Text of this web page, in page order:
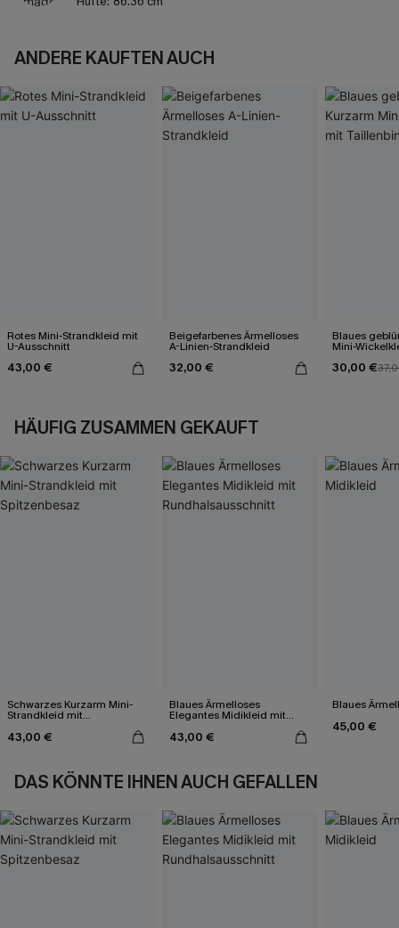
ANDERE KAUFTEN AUCH
Rotes Mini-Strandkleid mit
U-Ausschnitt
43,00 €
Beigefarbenes Ärmelloses
A-Linien-Strandkleid
32,00 €
Blaues
Mini-
30,00 €
HÄUFIG ZUSAMMEN GEKAUFT
Schwarzes Kurzarm Mini-
Strandkleid mit
43,00 €
Blaues Ärmelloses
Elegantes Midikleid mit
43,00 €
Blaues
45,00 €
DAS KÖNNTE IHNEN AUCH GEFALLEN